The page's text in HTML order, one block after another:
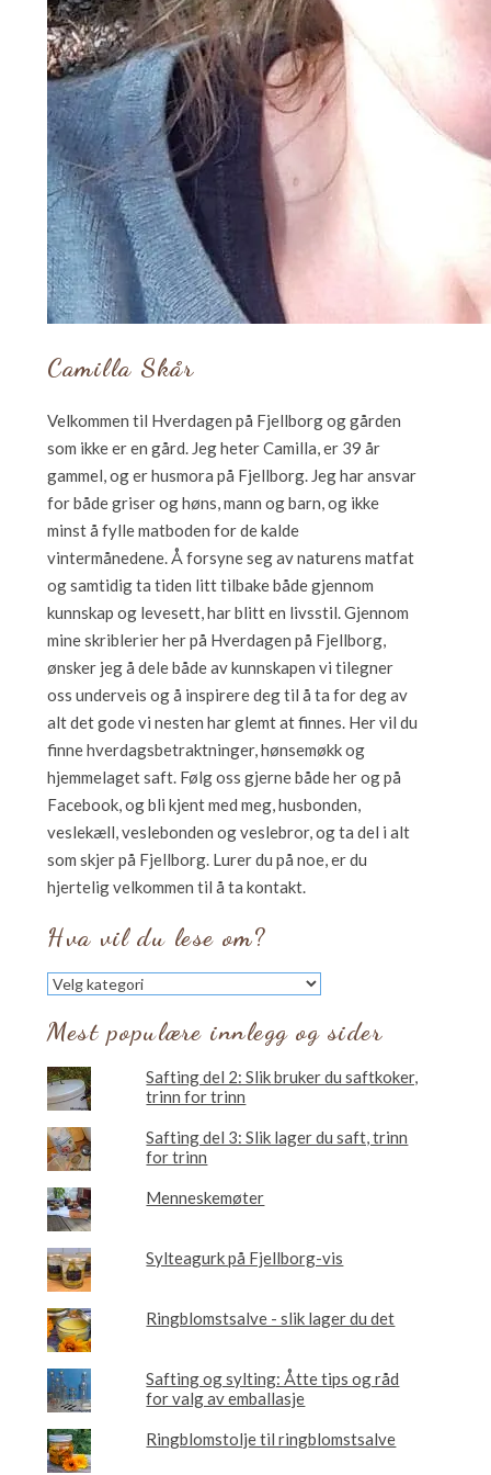
Camilla Skår
Velkommen til Hverdagen på Fjellborg og gården
som ikke er en gård. Jeg heter Camilla, er 39 år
gammel, og er husmora på Fjellborg. Jeg har ansvar
for både griser og høns, mann og barn, og ikke
minst å fylle matboden for de kalde
vintermånedene. Å forsyne seg av naturens matfat
og samtidig ta tiden litt tilbake både gjennom
kunnskap og levesett, har blitt en livsstil. Gjennom
mine skriblerier her på Hverdagen på Fjellborg,
ønsker jeg å dele både av kunnskapen vi tilegner
oss underveis og å inspirere deg til å ta for deg av
alt det gode vi nesten har glemt at finnes. Her vil du
finne hverdagsbetraktninger, hønsemøkk og
hjemmelaget saft. Følg oss gjerne både her og på
Facebook, og bli kjent med meg, husbonden,
veslekæll, veslebonden og veslebror, og ta del i alt
som skjer på Fjellborg. Lurer du på noe, er du
hjertelig velkommen til å ta kontakt.
Hva vil du lese om?
Hva
vil
du
lese
Mest populære innlegg og sider
Safting del 2: Slik bruker du saftkoker,
trinn for trinn
Safting del 3: Slik lager du saft, trinn
for trinn
Menneskemøter
Sylteagurk på Fjellborg-vis
Ringblomstsalve - slik lager du det
Safting og sylting: Åtte tips og råd
for valg av emballasje
Ringblomstolje til ringblomstsalve